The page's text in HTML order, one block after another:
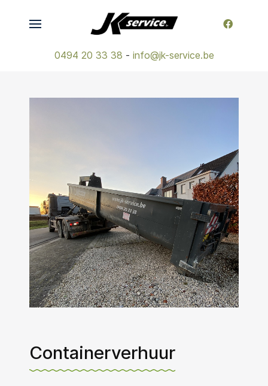
0494 20 33 38 - info@jk-service.be
Containerverhuur